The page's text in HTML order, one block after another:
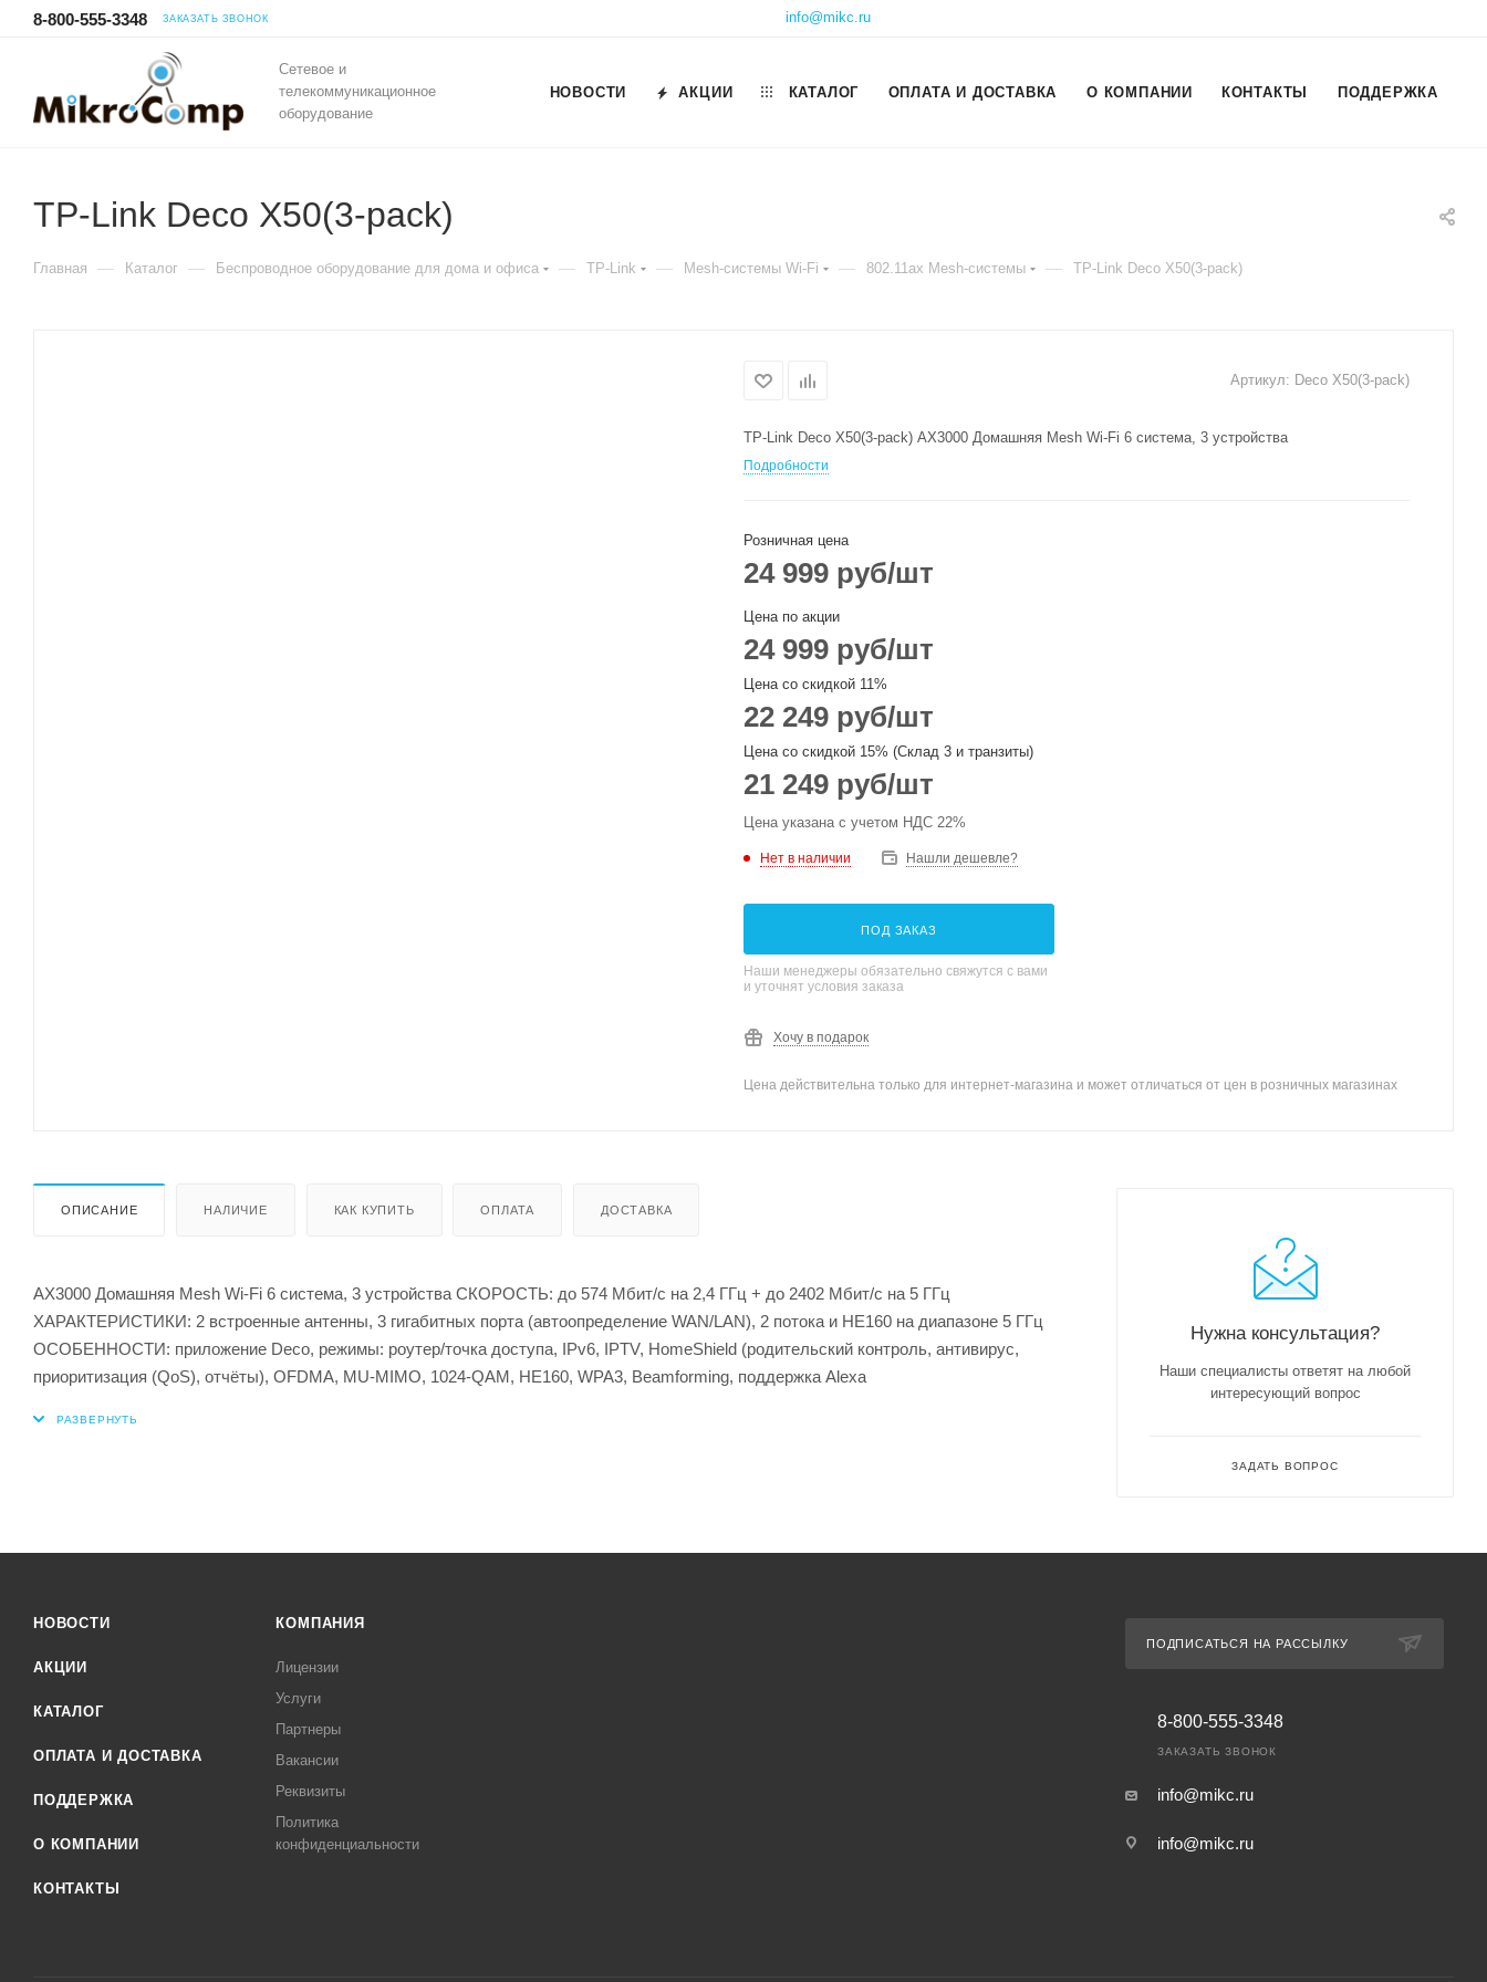
8-800-555-3348 ЗАКАЗАТЬ ЗВОНОК info@mikc.ru
Сетевое и
телекоммуникационное
оборудование
НОВОСТИ АКЦИИ КАТАЛОГ ОПЛАТА И ДОСТАВКА О КОМПАНИИ КОНТАКТЫ ПОДДЕРЖКА
TP-Link Deco X50(3-pack)
Главная — Каталог — Беспроводное оборудование для дома и офиса — TP-Link — Mesh-системы Wi-Fi — 802.11ax Mesh-системы — TP-Link Deco X50(3-pack)
Артикул: Deco X50(3-pack)
TP-Link Deco X50(3-pack) AX3000 Домашняя Mesh Wi-Fi 6 система, 3 устройства
Подробности
Розничная цена
24 999 руб/шт
Цена по акции
24 999 руб/шт
Цена со скидкой 11%
22 249 руб/шт
Цена со скидкой 15% (Склад 3 и транзиты)
21 249 руб/шт
Цена указана с учетом НДС 22%
Нет в наличии Нашли дешевле?
ПОД ЗАКАЗ
Наши менеджеры обязательно свяжутся с вами
и уточнят условия заказа
Хочу в подарок
Цена действительна только для интернет-магазина и может отличаться от цен в розничных магазинах
ОПИСАНИЕ НАЛИЧИЕ КАК КУПИТЬ ОПЛАТА ДОСТАВКА
AX3000 Домашняя Mesh Wi-Fi 6 система, 3 устройства СКОРОСТЬ: до 574 Мбит/с на 2,4 ГГц + до 2402 Мбит/с на 5 ГГц
ХАРАКТЕРИСТИКИ: 2 встроенные антенны, 3 гигабитных порта (автоопределение WAN/LAN), 2 потока и HE160 на диапазоне 5 ГГц
ОСОБЕННОСТИ: приложение Deco, режимы: роутер/точка доступа, IPv6, IPTV, HomeShield (родительский контроль, антивирус,
приоритизация (QoS), отчёты), OFDMA, MU-MIMO, 1024-QAM, HE160, WPA3, Beamforming, поддержка Alexa
Нужна консультация?
Наши специалисты ответят на любой
интересующий вопрос
ЗАДАТЬ ВОПРОС
НОВОСТИ
АКЦИИ
КАТАЛОГ
ОПЛАТА И ДОСТАВКА
ПОДДЕРЖКА
О КОМПАНИИ
КОНТАКТЫ
КОМПАНИЯ
Лицензии
Услуги
Партнеры
Вакансии
Реквизиты
Политика
конфиденциальности
ПОДПИСАТЬСЯ НА РАССЫЛКУ
8-800-555-3348
ЗАКАЗАТЬ ЗВОНОК
info@mikc.ru
info@mikc.ru